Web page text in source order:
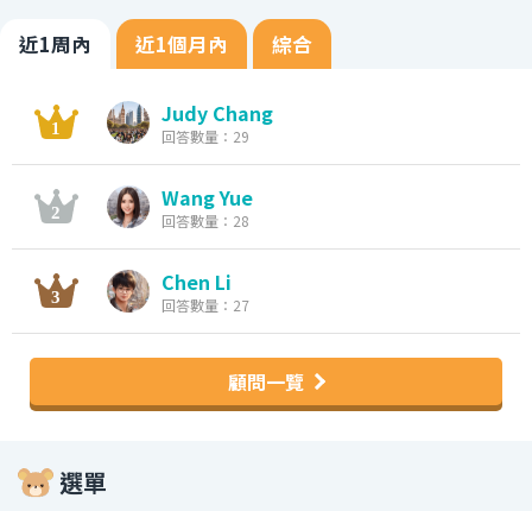
近1周內 近1個月內 綜合
Judy Chang
回答數量：29
Wang Yue
回答數量：28
Chen Li
回答數量：27
顧問一覽
選單